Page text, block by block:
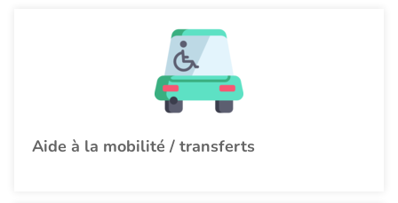
Aide à la mobilité / transferts